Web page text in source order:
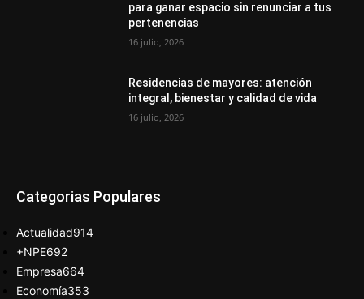
para ganar espacio sin renunciar a tus
pertenencias
16 julio, 2026
Residencias de mayores: atención
integral, bienestar y calidad de vida
16 julio, 2026
Categorias Populares
Actualidad914
+NPE692
Empresa664
Economía353